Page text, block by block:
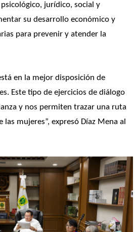
jurídico, social y
su desarrollo económico y
para prevenir y atender la
en la mejor disposición de
Este tipo de ejercicios de diálogo
y nos permiten trazar una ruta
mujeres”, expresó Díaz Mena al